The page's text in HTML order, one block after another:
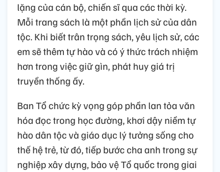
lặng của cán bộ, chiến sĩ qua các thời kỳ.
Mỗi trang sách là một phần lịch sử của dân
tộc. Khi biết trân trọng sách, yêu lịch sử, các
em sẽ thêm tự hào và có ý thức trách nhiệm
hơn trong việc giữ gìn, phát huy giá trị
truyền thống ấy.
Ban Tổ chức kỳ vọng góp phần lan tỏa văn
hóa đọc trong học đường, khơi dậy niềm tự
hào dân tộc và giáo dục lý tưởng sống cho
thế hệ trẻ, từ đó, tiếp bước cha anh trong sự
nghiệp xây dựng, bảo vệ Tổ quốc trong giai